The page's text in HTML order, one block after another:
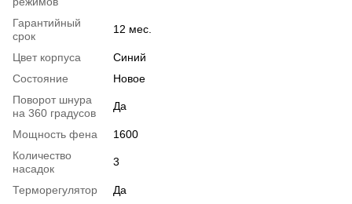
Гарантийный
срок
12 мес.
Цвет корпуса
Синий
Состояние
Новое
Поворот шнура
на 360 градусов
Да
Мощность фена
1600
Количество
насадок
3
Терморегулятор
Да